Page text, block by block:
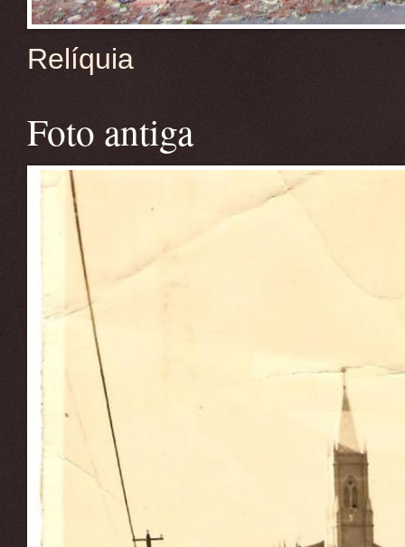
Relíquia
Foto antiga